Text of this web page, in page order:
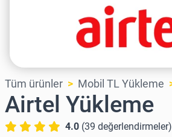
Tüm ürünler Mobil TL Yükleme
Airtel Yükleme
4.0 (39 değerlendirmeler)